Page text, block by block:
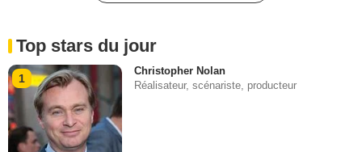
Top stars du jour
1
Christopher Nolan
Réalisateur, scénariste, producteur